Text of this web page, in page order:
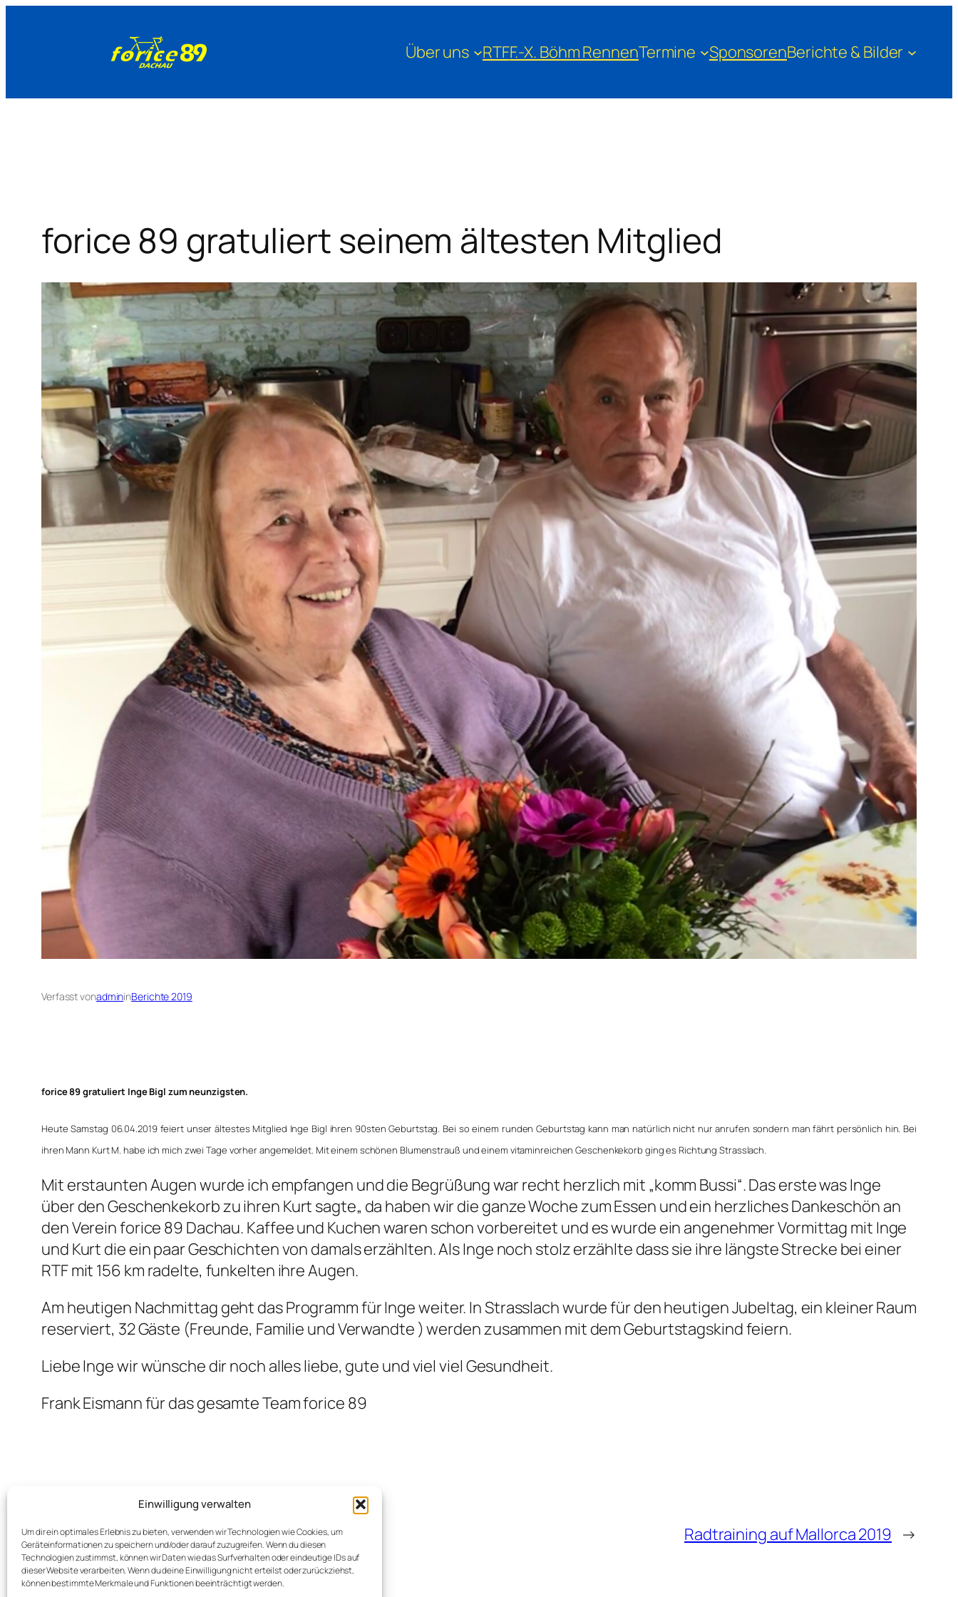
Einwilligung verwalten
Um dir ein optimales Erlebnis zu bieten, verwenden wir Technologien wie Cookies, um
Geräteinformationen zu speichern und/oder darauf zuzugreifen. Wenn du diesen
Technologien zustimmst, können wir Daten wie das Surfverhalten oder eindeutige IDs auf
dieser Website verarbeiten. Wenn du deine Einwilligung nicht erteilst oder zurückziehst,
können bestimmte Merkmale und Funktionen beeinträchtigt werden.
Über uns RTFF.-X. Böhm RennenTermine SponsorenBerichte & Bilder
forice 89 gratuliert seinem ältesten Mitglied
Verfasst vonadmininBerichte 2019
forice 89 gratuliert Inge Bigl zum neunzigsten.
Heute Samstag 06.04.2019 feiert unser ältestes Mitglied Inge Bigl ihren 90sten Geburtstag. Bei so einem runden Geburtstag kann man natürlich nicht nur anrufen sondern man fährt persönlich hin. Bei
ihren Mann Kurt M. habe ich mich zwei Tage vorher angemeldet. Mit einem schönen Blumenstrauß und einem vitaminreichen Geschenkekorb ging es Richtung Strasslach.
Mit erstaunten Augen wurde ich empfangen und die Begrüßung war recht herzlich mit „komm Bussi“. Das erste was Inge
über den Geschenkekorb zu ihren Kurt sagte„ da haben wir die ganze Woche zum Essen und ein herzliches Dankeschön an
den Verein forice 89 Dachau. Kaffee und Kuchen waren schon vorbereitet und es wurde ein angenehmer Vormittag mit Inge
und Kurt die ein paar Geschichten von damals erzählten. Als Inge noch stolz erzählte dass sie ihre längste Strecke bei einer
RTF mit 156 km radelte, funkelten ihre Augen.
Am heutigen Nachmittag geht das Programm für Inge weiter. In Strasslach wurde für den heutigen Jubeltag, ein kleiner Raum
reserviert, 32 Gäste (Freunde, Familie und Verwandte ) werden zusammen mit dem Geburtstagskind feiern.
Liebe Inge wir wünsche dir noch alles liebe, gute und viel viel Gesundheit.
Frank Eismann für das gesamte Team forice 89
← Saisonstart und Frühlingsfest 2019 Radtraining auf Mallorca 2019 →